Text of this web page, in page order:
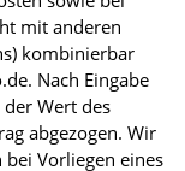
mit anderen
kombinierbar
Nach Eingabe
Wert des
abgezogen. Wir
Vorliegen eines